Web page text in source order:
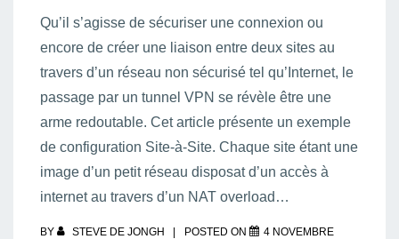
Qu’il s’agisse de sécuriser une connexion ou
encore de créer une liaison entre deux sites au
travers d’un réseau non sécurisé tel qu’Internet, le
passage par un tunnel VPN se révèle être une
arme redoutable. Cet article présente un exemple
de configuration Site-à-Site. Chaque site étant une
image d’un petit réseau disposat d’un accès à
internet au travers d’un NAT overload…
BY STEVE DE JONGH POSTED ON
4 NOVEMBRE